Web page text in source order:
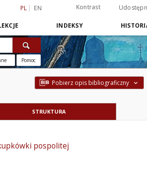
PL EN Kontrast
INDEKSY
Pomoc
Pobierz opis bibliograficzny
STRUKTURA
pospolitej